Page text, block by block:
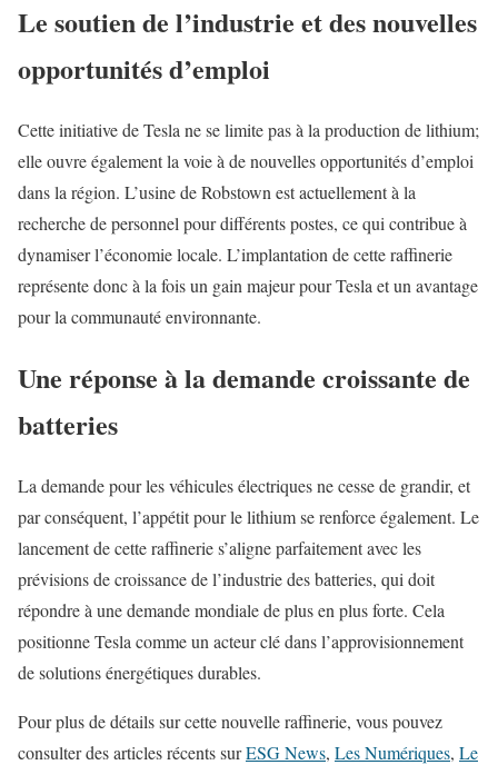
Le soutien de l’industrie et des nouvelles
opportunités d’emploi
Cette initiative de Tesla ne se limite pas à la production de lithium;
elle ouvre également la voie à de nouvelles opportunités d’emploi
dans la région. L’usine de Robstown est actuellement à la
recherche de personnel pour différents postes, ce qui contribue à
dynamiser l’économie locale. L’implantation de cette raffinerie
représente donc à la fois un gain majeur pour Tesla et un avantage
pour la communauté environnante.
Une réponse à la demande croissante de
batteries
La demande pour les véhicules électriques ne cesse de grandir, et
par conséquent, l’appétit pour le lithium se renforce également. Le
lancement de cette raffinerie s’aligne parfaitement avec les
prévisions de croissance de l’industrie des batteries, qui doit
répondre à une demande mondiale de plus en plus forte. Cela
positionne Tesla comme un acteur clé dans l’approvisionnement
de solutions énergétiques durables.
Pour plus de détails sur cette nouvelle raffinerie, vous pouvez
consulter des articles récents surESG News, Les Numériques, Le